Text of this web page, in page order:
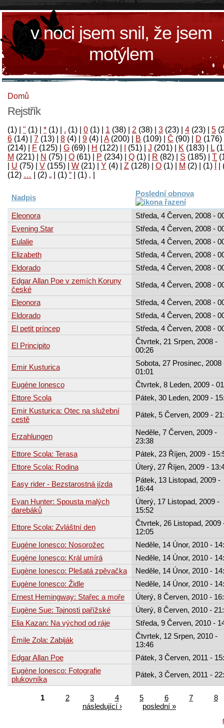
v noci jsem snil, že jsem
motýlem
Domů
Rejstřík
(1) " (1) * (1) . (1) 0 (1) 1 (38) 2 (38) 3 (23) 4 (23) 5
6 (14) 7 (13) 8 (4) 9 (4) A(200) B (109) Č (90) D (176)
(214)
F (125) G (69) H (122) (51) J (201) K (183) L
M (221) N (75) O (61) P (234) Q (1) R (82) S (185) T
U (75) V (155) W (21) Y (4) Z (128) Ο (1) М (2)
(1)
‚
(1)
“
(1)
„
(2)
…
(12)
Nadpis Poslední obnova
Eleonora
Středa, 4 Červen, 2008 -
Evening Star
Středa, 4 Červen, 2008 -
Eulalie
Středa, 4 Červen, 2008 -
Elizabeth
Středa, 4 Červen, 2008 -
Eldorado
Středa, 4 Červen, 2008 -
Edgar Allan Poe v zemích Koruny
české
Středa, 4 Červen, 2008 -
Eleonora
Středa, 4 Červen, 2008 -
Eldorado
Středa, 4 Červen, 2008 -
El petit príncep
Středa, 4 Červen, 2008 -
El Principito
Čtvrtek, 21 Srpen, 2008 -
00:26
Emir Kusturica
Sobota, 27 Prosinec, 2008
01:01
Eugène Ionesco
Čtvrtek, 8 Leden, 2009 -
Ettore Scola
Pátek, 30 Leden, 2009 -
Emir Kusturica: Otec na služební
cestě
Pátek, 5 Červen, 2009 -
Erzahlungen
Neděle, 7 Červen, 2009 -
23:38
Ettore Scola: Terasa
Pátek, 23 Říjen, 2009 -
Ettore Scola: Rodina
Úterý, 27 Říjen, 2009 -
Easy rider - Bezstarostná jízda
Pátek, 13 Listopad, 2009 -
16:44
Evan Hunter: Spousta malých
darebáků
Úterý, 17 Listopad, 2009 -
15:52
Ettore Scola: Zvláštní den
Čtvrtek, 26 Listopad, 2009
12:05
Eugène Ionesco: Nosorožec
Neděle, 14 Únor, 2010 -
Eugène Ionesco: Král umírá
Neděle, 14 Únor, 2010 -
Eugène Ionesco: Plešatá zpěvačka
Neděle, 14 Únor, 2010 -
Eugène Ionesco: Židle
Neděle, 14 Únor, 2010 -
Ernest Hemingway: Stařec a moře
Úterý, 8 Červen, 2010 -
Eugène Sue: Tajnosti pařížské
Úterý, 8 Červen, 2010 -
Elia Kazan: Na východ od ráje
Středa, 9 Červen, 2010 -
Émile Zola: Zabiják
Čtvrtek, 12 Srpen, 2010 -
13:46
Edgar Allan Poe
Pátek, 3 Červen, 2011 -
Eugène Ionesco: Fotografie
plukovníka
Pátek, 3 Červen, 2011 -
1 2 3 4 5 6 7
8
následující ›
poslední »